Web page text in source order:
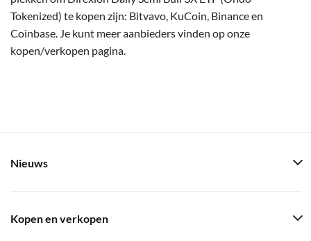
Tokenized) te kopen zijn: Bitvavo, KuCoin, Binance en
Coinbase. Je kunt meer aanbieders vinden op onze
kopen/verkopen pagina.
Nieuws
Kopen en verkopen